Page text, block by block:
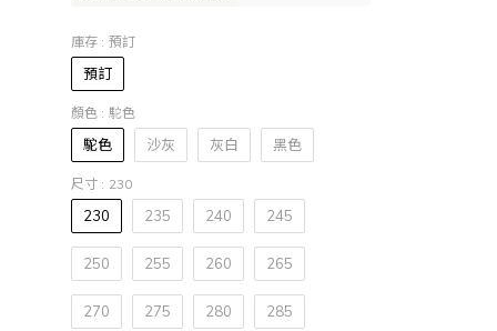
庫存 : 預訂
預訂
顏色 : 駝色
駝色 沙灰 灰白 黑色
尺寸 : 230
230 235 240 245
250 255 260 265
270 275 280 285